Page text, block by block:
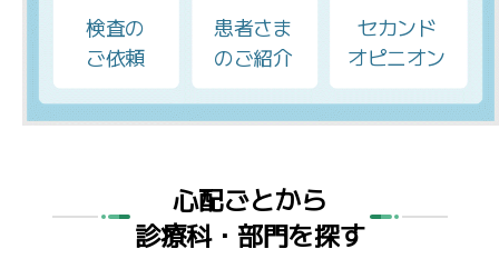
検査の
ご依頼
患者さま
のご紹介
セカンド
オピニオン
心配ごとから
診療科・部門を探す